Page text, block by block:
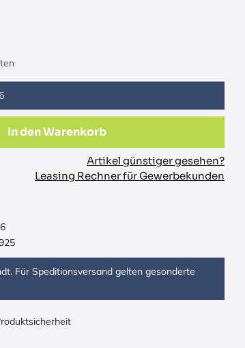
In den Warenkorb
Artikel günstiger gesehen?
Leasing Rechner für Gewerbekunden
Für Speditionsversand gelten gesonderte